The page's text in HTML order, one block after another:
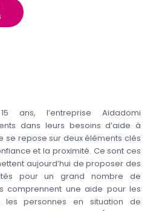
ans, l’entreprise Aidadomi
dans leurs besoins d’aide à
se repose sur deux éléments clés
et la proximité. Ce sont ces
aujourd’hui de proposer des
pour un grand nombre de
comprennent une aide pour les
les personnes en situation de